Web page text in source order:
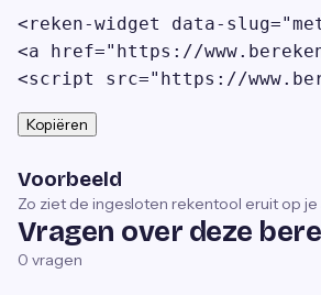
<reken-widget data-
<a href="https://
<script src="https://
Kopiëren
Voorbeeld
Zo ziet de ingesloten rekentool eruit op je
Vragen over deze
0 vragen